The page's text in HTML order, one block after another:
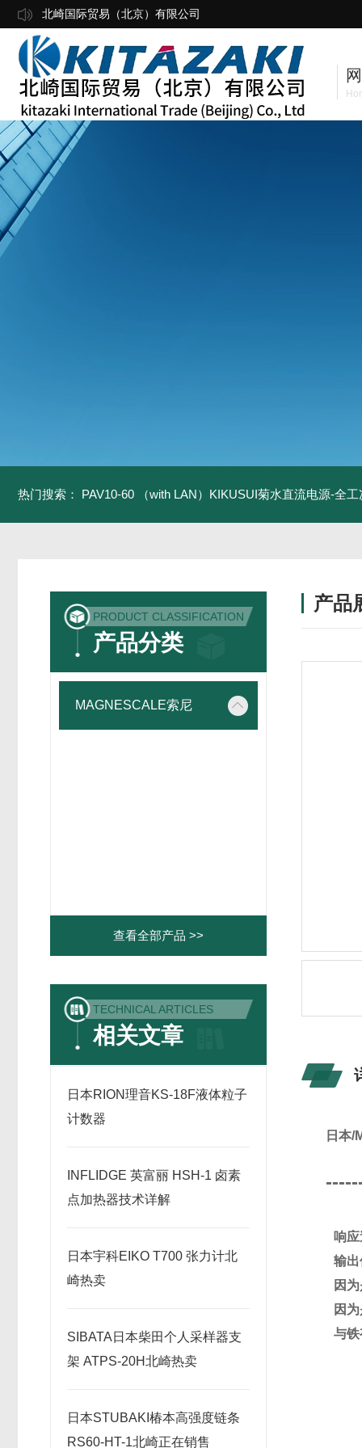
北崎国际贸易（北京）有限公司
热门搜索： PAV10-60 （with LAN）KIKUSUI菊水直流电源-全
PRODUCT CLASSIFICATION
产品分类
MAGNESCALE索尼
查看全部产品 >>
TECHNICAL ARTICLES
相关文章
日本RION理音KS-18F液体粒子
计数器
INFLIDGE 英富丽 HSH-1 卤素
点加热器技术详解
日本宇科EIKO T700 张力计北
崎热卖
SIBATA日本柴田个人采样器支
架 ATPS-20H北崎热卖
日本STUBAKI椿本高强度链条
RS60-HT-1北崎正在销售
产品
日本/
响
输
因
因
与